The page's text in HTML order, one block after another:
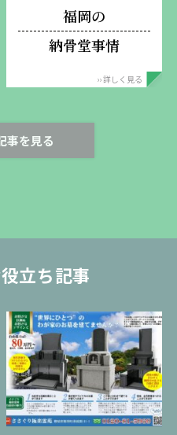
福岡の
納骨堂事情
›› 詳しく見る
事を見る
立ち記事